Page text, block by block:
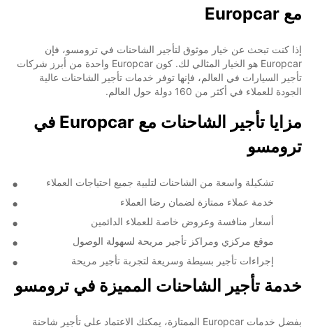
مع Europcar
إذا كنت تبحث عن خيار موثوق لتأجير الشاحنات في ترومسو، فإن
Europcar هو الخيار المثالي لك. كون Europcar واحدة من أبرز شركات
تأجير السيارات في العالم، فإنها توفر خدمات تأجير الشاحنات عالية
الجودة للعملاء في أكثر من 160 دولة حول العالم.
مزايا تأجير الشاحنات مع Europcar في
ترومسو
تشكيلة واسعة من الشاحنات لتلبية جميع احتياجات العملاء
خدمة عملاء ممتازة لضمان رضا العملاء
أسعار منافسة وعروض خاصة للعملاء الدائمين
موقع مركزي ومراكز تأجير مريحة لسهولة الوصول
إجراءات تأجير بسيطة وسريعة لتجربة تأجير مريحة
خدمة تأجير الشاحنات المميزة في ترومسو
بفضل خدمات Europcar الممتازة، يمكنك الاعتماد على تأجير شاحنة